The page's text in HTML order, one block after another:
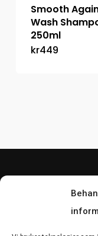
Smooth
Wash
250ml
kr449